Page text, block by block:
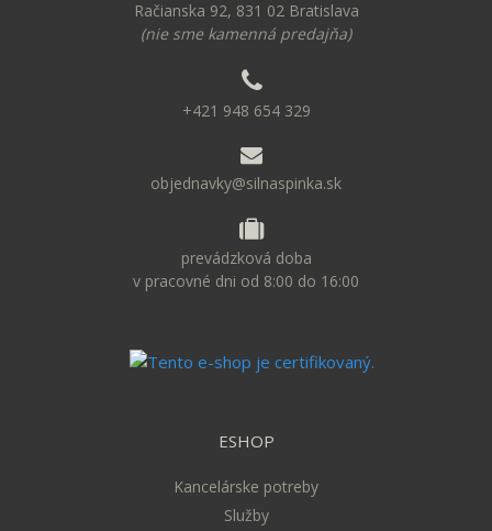
Račianska 92, 831 02 Bratislava
(nie sme kamenná predajňa)
+421 948 654 329
objednavky@silnaspinka.sk
prevádzková doba
v pracovné dni od 8:00 do 16:00
ESHOP
Kancelárske potreby
Služby